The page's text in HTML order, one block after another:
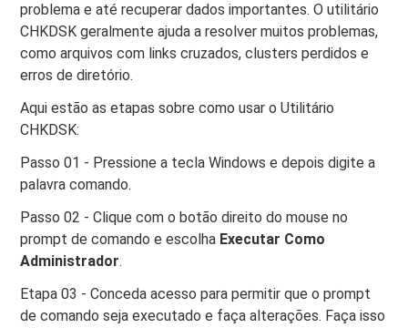
problema e até recuperar dados importantes. O utilitário
CHKDSK geralmente ajuda a resolver muitos problemas,
como arquivos com links cruzados, clusters perdidos e
erros de diretório.
Aqui estão as etapas sobre como usar o Utilitário
CHKDSK:
Passo 01 - Pressione a tecla Windows e depois digite a
palavra comando.
Passo 02 - Clique com o botão direito do mouse no
prompt de comando e escolha Executar Como
Administrador.
Etapa 03 - Conceda acesso para permitir que o prompt
de comando seja executado e faça alterações. Faça isso